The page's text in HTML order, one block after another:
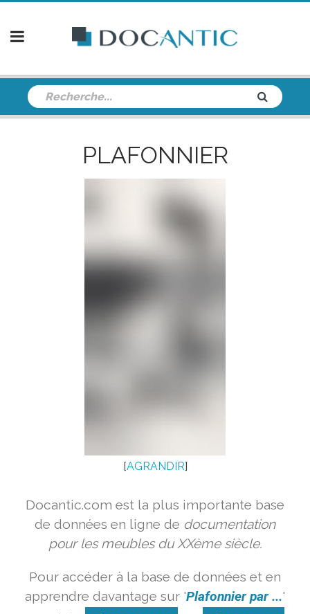
PLAFONNIER
[AGRANDIR]
Docantic.com est la plus importante base
de données en ligne de documentation
pour les meubles du XXème siècle.
Pour accéder à la base de données et en
apprendre davantage sur 'Plafonnier par ...'